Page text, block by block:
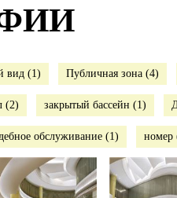
вид (1) Публичная зона (4)
(2) закрытый бассейн (1)
обслуживание (1) номер